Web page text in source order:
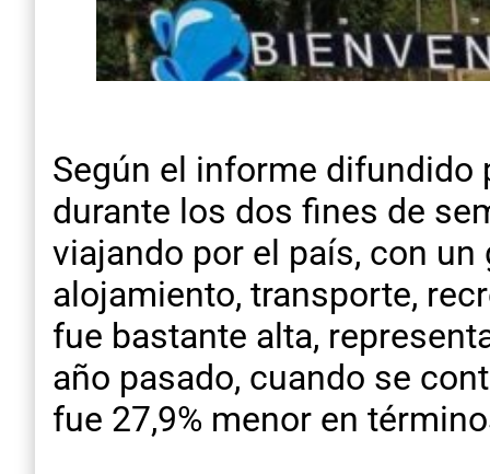
Según el informe
durante los dos fines de
viajando por el país, con
alojamiento, transporte,
fue bastante alta,
año pasado, cuando se
fue 27,9% menor en